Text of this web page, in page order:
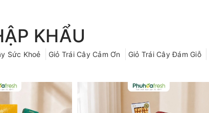
KHẨU
Sức Khoẻ Giỏ Trái Cây Cảm Ơn Giỏ Trái Cây Đám Giỗ